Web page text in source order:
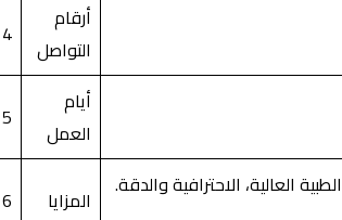
أرقام
التواصل
4
أيام
العمل
5
العالية، الاحترافية والدقة. المزايا 6